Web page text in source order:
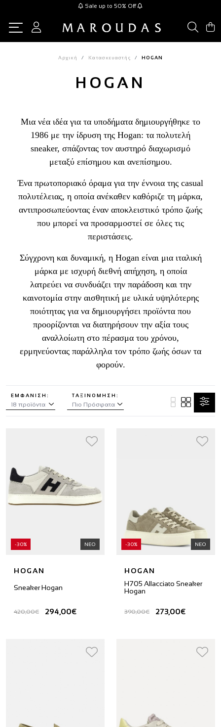
Sale up to 50% Off
Αρχική Κατασκευαστής HOGAN
HOGAN
Μια νέα ιδέα για τα υποδήματα δημιουργήθηκε το
1986 με την ίδρυση της Hogan: τα πολυτελή
sneaker, σπάζοντας τον αυστηρό διαχωρισμό
μεταξύ επίσημου και ανεπίσημου.
Ένα πρωτοποριακό όραμα για την έννοια της casual
πολυτέλειας, η οποία ανέκαθεν καθόριζε τη μάρκα,
αντιπροσωπεύοντας έναν αποκλειστικό τρόπο ζωής
που μπορεί να προσαρμοστεί σε όλες τις
περιστάσεις.
Σύγχρονη και δυναμική, η Hogan είναι μια ιταλική
μάρκα με ισχυρή διεθνή απήχηση, η οποία
λατρεύει να συνδυάζει την παράδοση και την
καινοτομία στην αισθητική με υλικά υψηλότερης
ποιότητας για να δημιουργήσει προϊόντα που
προορίζονται να διατηρήσουν την αξία τους
αναλλοίωτη στο πέρασμα του χρόνου,
ερμηνεύοντας παράλληλα τον τρόπο ζωής όσων τα
φορούν.
ΕΜΦΆΝΙΣΗ: ΤΑΞΙΝΌΜΗΣΗ:
ΝΕΟ
-30%
HOGAN
Sneaker Hogan
420,00€ 294,00€
ΝΕΟ
-30%
HOGAN
H705 Allacciato Sneaker
Hogan
390,00€ 273,00€